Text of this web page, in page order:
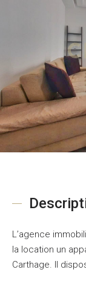
L’agence
la location un
Carthage. Il